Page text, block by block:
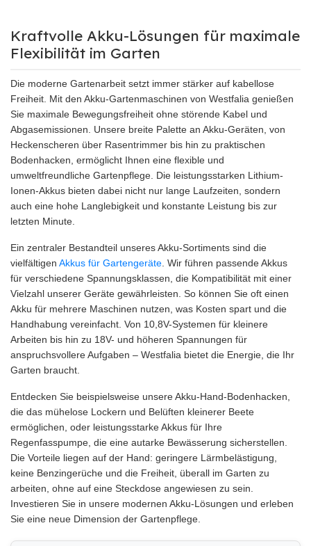
Kraftvolle Akku-Lösungen für maximale
Flexibilität im Garten
Die moderne Gartenarbeit setzt immer stärker auf kabellose
Freiheit. Mit den Akku-Gartenmaschinen von Westfalia genießen
Sie maximale Bewegungsfreiheit ohne störende Kabel und
Abgasemissionen. Unsere breite Palette an Akku-Geräten, von
Heckenscheren über Rasentrimmer bis hin zu praktischen
Bodenhacken, ermöglicht Ihnen eine flexible und
umweltfreundliche Gartenpflege. Die leistungsstarken Lithium-
Ionen-Akkus bieten dabei nicht nur lange Laufzeiten, sondern
auch eine hohe Langlebigkeit und konstante Leistung bis zur
letzten Minute.
Ein zentraler Bestandteil unseres Akku-Sortiments sind die
vielfältigen Akkus für Gartengeräte . Wir führen passende Akkus
für verschiedene Spannungsklassen, die Kompatibilität mit einer
Vielzahl unserer Geräte gewährleisten. So können Sie oft einen
Akku für mehrere Maschinen nutzen, was Kosten spart und die
Handhabung vereinfacht. Von 10,8V-Systemen für kleinere
Arbeiten bis hin zu 18V- und höheren Spannungen für
anspruchsvollere Aufgaben – Westfalia bietet die Energie, die Ihr
Garten braucht.
Entdecken Sie beispielsweise unsere Akku-Hand-Bodenhacken,
die das mühelose Lockern und Belüften kleinerer Beete
ermöglichen, oder leistungsstarke Akkus für Ihre
Regenfasspumpe, die eine autarke Bewässerung sicherstellen.
Die Vorteile liegen auf der Hand: geringere Lärmbelästigung,
keine Benzingerüche und die Freiheit, überall im Garten zu
arbeiten, ohne auf eine Steckdose angewiesen zu sein.
Investieren Sie in unsere modernen Akku-Lösungen und erleben
Sie eine neue Dimension der Gartenpflege.